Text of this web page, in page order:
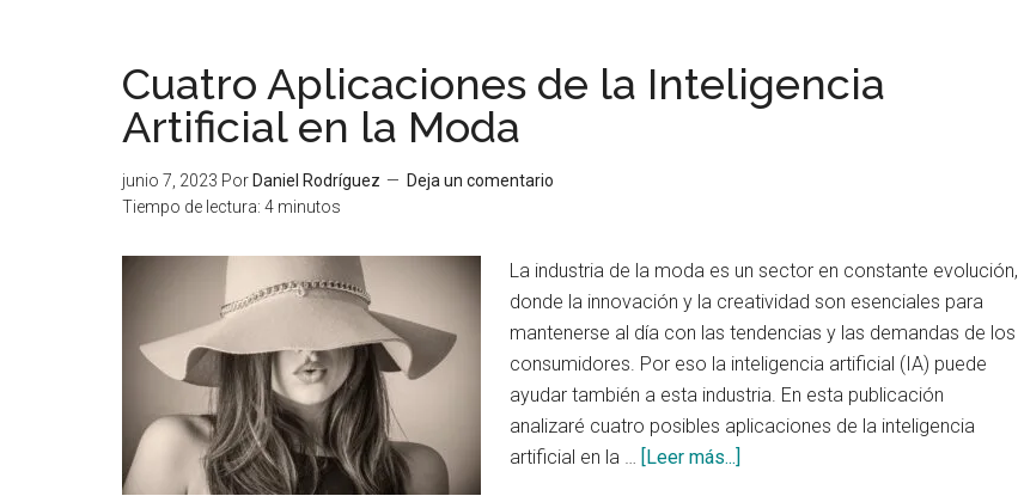
method)
de
clústeres
en
K-
means
Cuatro Aplicaciones de la Inteligencia
Artificial en la Moda
junio 7, 2023 Por Daniel Rodríguez
Deja un comentario
Tiempo de lectura: 4 minutos
La industria de la moda es un sector en constante evolución,
donde la innovación y la creatividad son esenciales para
mantenerse al día con las tendencias y las demandas de los
consumidores. Por eso la inteligencia artificial (IA) puede
ayudar también a esta industria. En esta publicación
analizaré cuatro posibles aplicaciones de la inteligencia
artificial en la … [Leer más...]